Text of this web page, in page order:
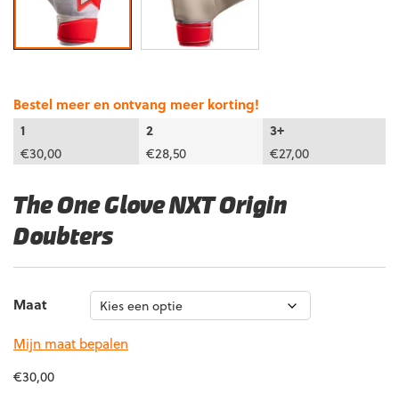
The One Glove NXT Origin
Doubters
Bestel meer en ontvang meer korting!
1
2
3+
€30,00 €28,50 €27,00
Maat
Mijn maat bepalen
€30,00